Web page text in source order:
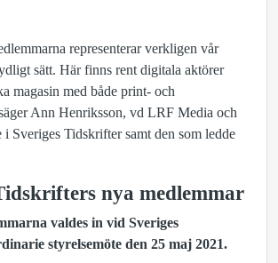
representerar verkligen vår
sätt. Här finns rent digitala aktörer
magasin med både print- och
Ann Henriksson, vd LRF Media och
Sveriges Tidskrifter samt den som ledde
nya medlemmar
valdes in vid Sveriges
styrelsemöte den 25 maj 2021.